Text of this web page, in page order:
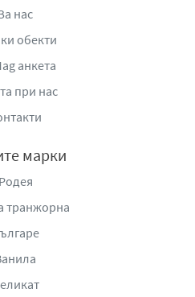
продуктовата си
нас
обекти
анкета
при нас
марки
Родея
транжорна